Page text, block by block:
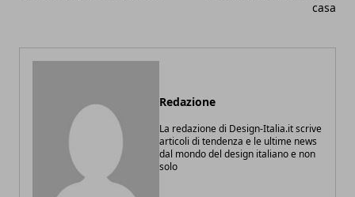
casa
Redazione
La redazione di Design-Italia.it scrive
articoli di tendenza e le ultime news
dal mondo del design italiano e non
solo